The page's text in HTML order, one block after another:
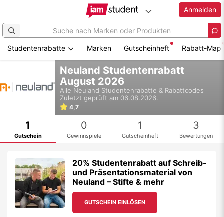
springen
Anmelden
Studentenrabatte Marken Gutscheinheft Rabatt-Map
Neuland Studentenrabatt
August 2026
Alle Neuland Studentenrabatte & Rabattcodes
Zuletzt geprüft am 06.08.2026.
4,7
1
Gutschein
0
Gewinnspiele
1
Gutscheinheft
3
Bewertungen
20% Studentenrabatt auf Schreib-
und Präsentationsmaterial von
Neuland – Stifte & mehr
GUTSCHEIN EINLÖSEN